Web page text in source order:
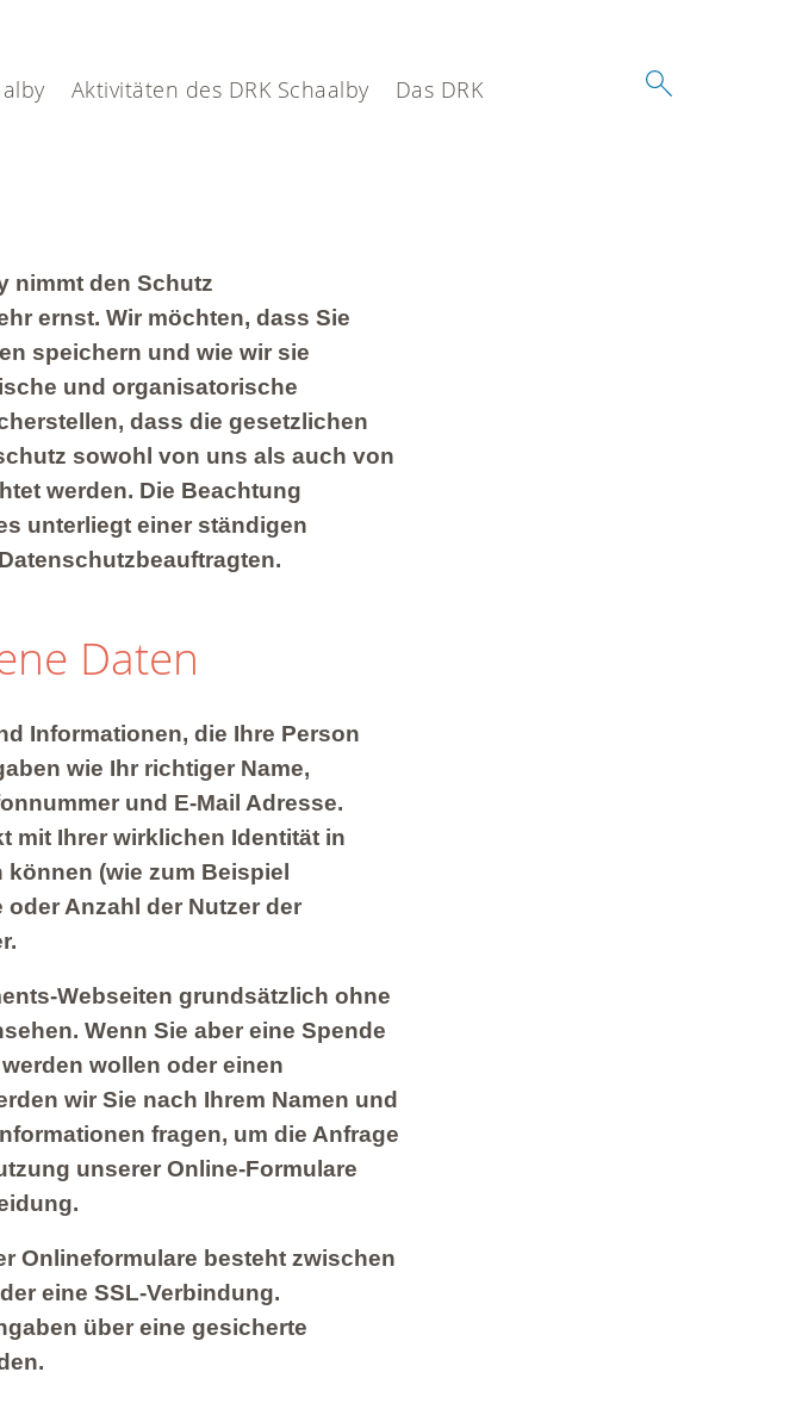
Aktivitäten des DRK Schaalby Das DRK
nimmt den Schutz
ernst. Wir möchten, dass Sie
speichern und wie wir sie
und organisatorische
dass die gesetzlichen
sowohl von uns als auch von
werden. Die Beachtung
unterliegt einer ständigen
Daten
Informationen, die Ihre Person
wie Ihr richtiger Name,
und E-Mail Adresse.
mit Ihrer wirklichen Identität in
(wie zum Beispiel
Anzahl der Nutzer der
Webseiten grundsätzlich ohne
Wenn Sie aber eine Spende
wollen oder einen
wir Sie nach Ihrem Namen und
fragen, um die Anfrage
unserer Online-Formulare
Onlineformulare besteht zwischen
eine SSL-Verbindung.
über eine gesicherte